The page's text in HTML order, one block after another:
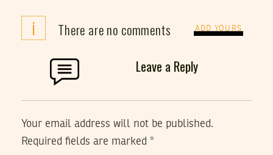
i There are no comments ADD YOURS
Leave a Reply
Your email address will not be published.
Required fields are marked *